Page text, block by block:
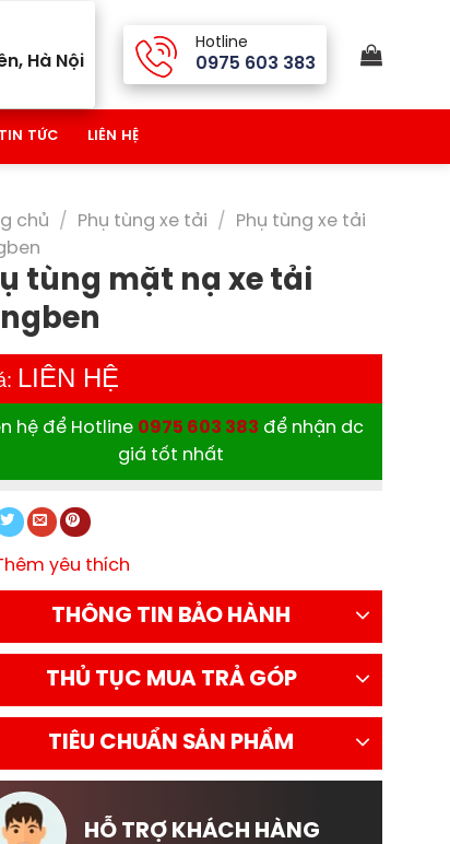
Hà Nội
Hotline
0975 603 383
TIN TỨC LIÊN HỆ
chủ / Phụ tùng xe tải /
Phụ tùng xe tải
tùng mặt nạ xe tải
LIÊN HỆ
hệ để Hotline 0975 603 383 để nhận dc
giá tốt nhất
yêu thích
THÔNG TIN BẢO HÀNH
THỦ TỤC MUA TRẢ GÓP
TIÊU CHUẨN SẢN PHẨM
HỖ TRỢ KHÁCH HÀNG